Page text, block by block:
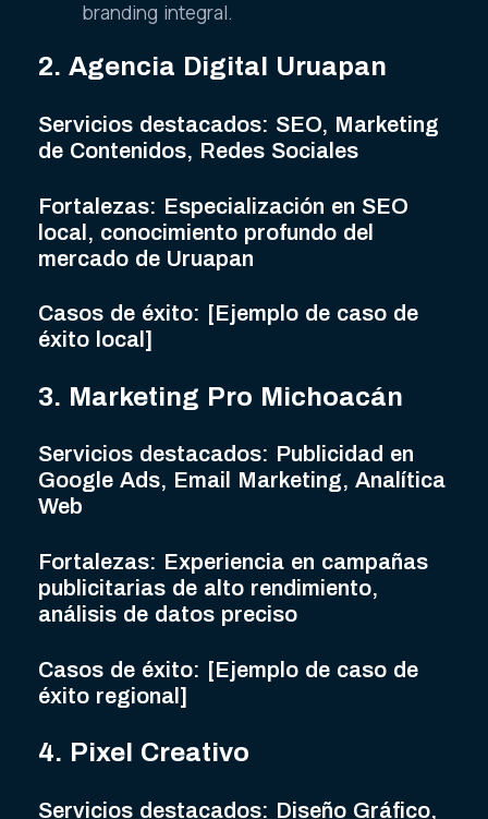
branding integral.
2. Agencia Digital Uruapan
Servicios destacados: SEO, Marketing
de Contenidos, Redes Sociales
Fortalezas: Especialización en SEO
local, conocimiento profundo del
mercado de Uruapan
Casos de éxito: [Ejemplo de caso de
éxito local]
3. Marketing Pro Michoacán
Servicios destacados: Publicidad en
Google Ads, Email Marketing, Analítica
Web
Fortalezas: Experiencia en campañas
publicitarias de alto rendimiento,
análisis de datos preciso
Casos de éxito: [Ejemplo de caso de
éxito regional]
4. Pixel Creativo
Servicios destacados: Diseño Gráfico,